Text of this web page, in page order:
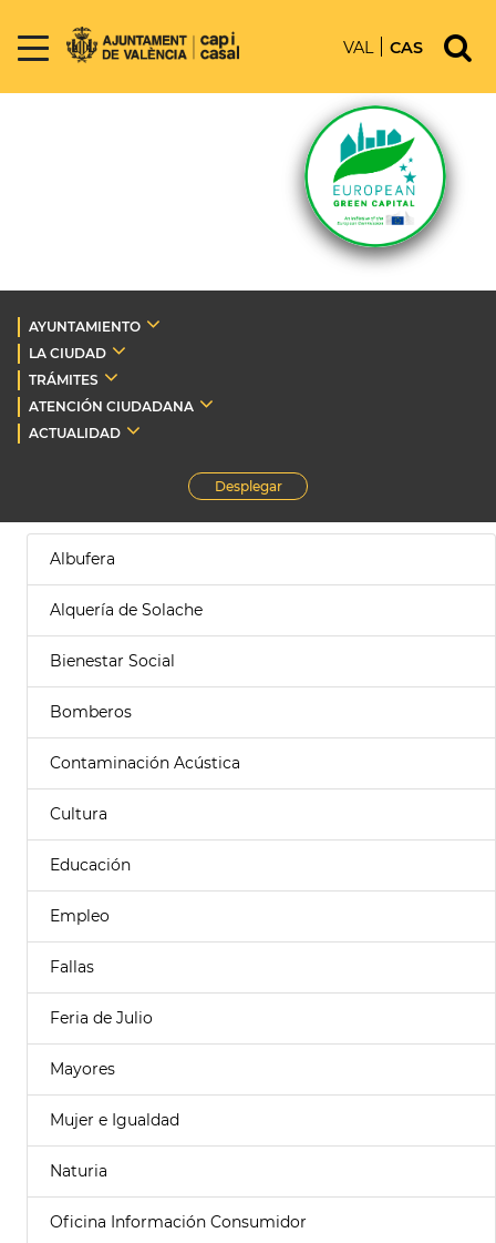
VAL CAS
AYUNTAMIENTO
LA CIUDAD
TRÁMITES
ATENCIÓN CIUDADANA
ACTUALIDAD
Desplegar
Albufera
Alquería de Solache
Bienestar Social
Bomberos
Contaminación Acústica
Cultura
Educación
Empleo
Fallas
Feria de Julio
Mayores
Mujer e Igualdad
Naturia
Oficina Información Consumidor